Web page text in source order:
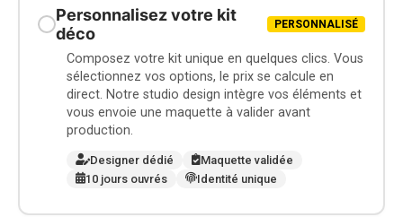
Personnalisez votre kit
déco
PERSONNALISÉ
Composez votre kit unique en quelques clics. Vous
sélectionnez vos options, le prix se calcule en
direct. Notre studio design intègre vos éléments et
vous envoie une maquette à valider avant
production.
Designer dédié
Maquette validée
10 jours ouvrés
Identité unique